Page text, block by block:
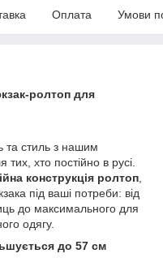
Оплата Умови
ролтоп для
та стиль з нашим
хто постійно в русі.
конструкція ролтоп
під ваші потреби: від
до максимального для
одягу.
до 57 см